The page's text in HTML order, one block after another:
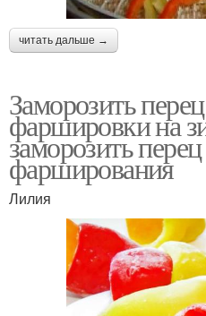
читать дальше →
Заморозить
фаршировки на
заморозить
фарширования
Лилия